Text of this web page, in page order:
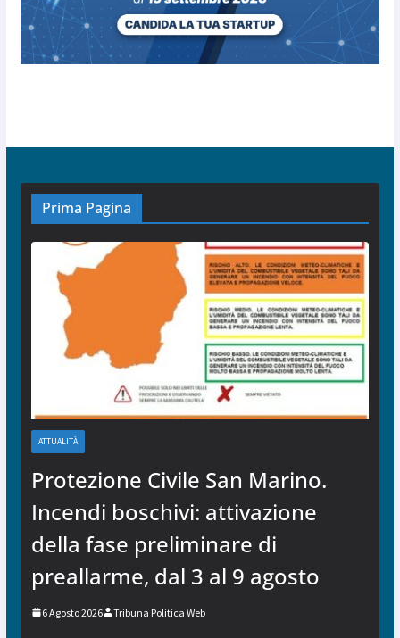
Prima Pagina
ATTUALITÀ
Protezione Civile San Marino.
Incendi boschivi: attivazione
della fase preliminare di
preallarme, dal 3 al 9 agosto
6 Agosto 2026 Tribuna Politica Web